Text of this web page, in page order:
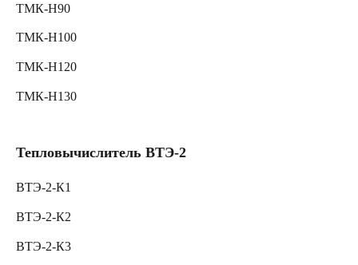
ТМК-Н90
ТМК-Н100
ТМК-Н120
ТМК-Н130
Тепловычислитель ВТЭ-2
ВТЭ-2-К1
ВТЭ-2-К2
ВТЭ-2-К3